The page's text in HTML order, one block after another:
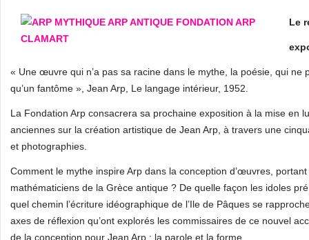
Le
« Une œuvre qui n’a pas sa racine dans le mythe, la poésie, qui ne
qu’un fantôme », Jean Arp, Le langage intérieur, 1952.
La Fondation Arp consacrera sa prochaine exposition à la mise en
anciennes sur la création artistique de Jean Arp, à travers une
et photographies.
Comment le mythe inspire Arp dans la conception d’œuvres,
mathématiciens de la Grèce antique ? De quelle façon les idoles
quel chemin l’écriture idéographique de l’Ile de Pâques se
axes de réflexion qu’ont explorés les commissaires de ce nouvel
de la conception pour Jean Arp : la parole et la forme.